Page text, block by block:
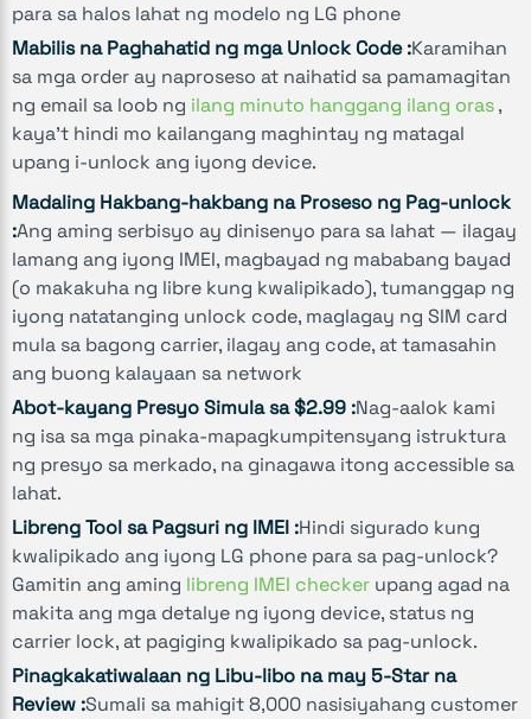
para sa halos lahat ng modelo ng LG phone
Mabilis na Paghahatid ng mga Unlock Code :Karamihan
sa mga order ay naproseso at naihatid sa pamamagitan
ng email sa loob ng ilang minuto hanggang ilang oras,
kaya’t hindi mo kailangang maghintay ng matagal
upang i-unlock ang iyong device.
Madaling Hakbang-hakbang na Proseso ng Pag-unlock
:Ang aming serbisyo ay dinisenyo para sa lahat — ilagay
lamang ang iyong IMEI, magbayad ng mababang bayad
(o makakuha ng libre kung kwalipikado), tumanggap ng
iyong natatanging unlock code, maglagay ng SIM card
mula sa bagong carrier, ilagay ang code, at tamasahin
ang buong kalayaan sa network
Abot-kayang Presyo Simula sa $2.99 :Nag-aalok kami
ng isa sa mga pinaka-mapagkumpitensyang istruktura
ng presyo sa merkado, na ginagawa itong accessible sa
lahat.
Libreng Tool sa Pagsuri ng IMEI :Hindi sigurado kung
kwalipikado ang iyong LG phone para sa pag-unlock?
Gamitin ang aming libreng IMEI checker upang agad na
makita ang mga detalye ng iyong device, status ng
carrier lock, at pagiging kwalipikado sa pag-unlock.
Pinagkakatiwalaan ng Libu-libo na may 5-Star na
Review :Sumali sa mahigit 8,000 nasisiyahang customer